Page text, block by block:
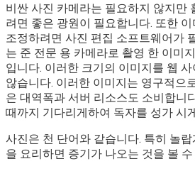
비싼 사진 카메라는 필요하지 않지만
려면 좋은 광원이 필요합니다. 또한
조정하려면 사진 편집 소프트웨어가
는 준 전문 용 카메라로 촬영 한 이미
입니다. 이러한 크기의 이미지를 웹
않습니다. 이러한 이미지는 영구적으
은 대역폭과 서버 리소스도 소비합니
때까지 기다리게하여 독자를 성가 시
사진은 천 단어와 같습니다. 특히 놀
을 요리하면 증기가 나오는 것을 볼 수